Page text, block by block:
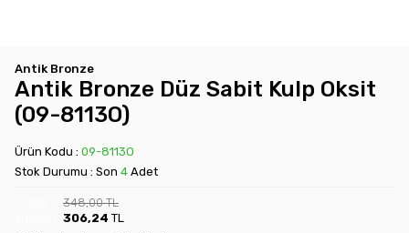
Antik Bronze
Antik Bronze Düz Sabit Kulp Oksit
(09-8113O)
Ürün Kodu : 09-8113O
Stok Durumu : Son 4 Adet
348,00TL
306,24 TL